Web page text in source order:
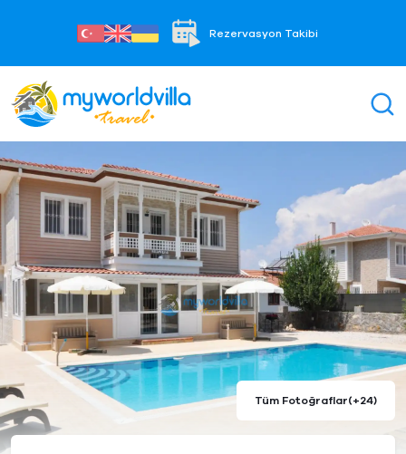
Rezervasyon Takibi
Tüm Fotoğraflar(+24)